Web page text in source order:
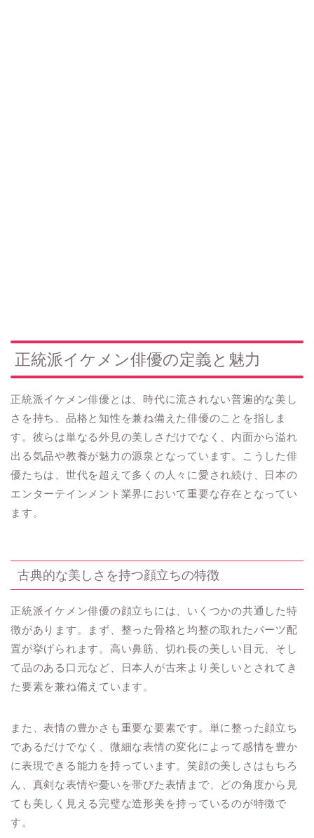
正統派イケメン俳優の定義と魅力
正統派イケメン俳優とは、時代に流されない普遍的な美し
さを持ち、品格と知性を兼ね備えた俳優のことを指しま
す。彼らは単なる外見の美しさだけでなく、内面から溢れ
出る気品や教養が魅力の源泉となっています。こうした俳
優たちは、世代を超えて多くの人々に愛され続け、日本の
エンターテインメント業界において重要な存在となってい
ます。
古典的な美しさを持つ顔立ちの特徴
正統派イケメン俳優の顔立ちには、いくつかの共通した特
徴があります。まず、整った骨格と均整の取れたパーツ配
置が挙げられます。高い鼻筋、切れ長の美しい目元、そし
て品のある口元など、日本人が古来より美しいとされてき
た要素を兼ね備えています。
また、表情の豊かさも重要な要素です。単に整った顔立ち
であるだけでなく、微細な表情の変化によって感情を豊か
に表現できる能力を持っています。笑顔の美しさはもちろ
ん、真剣な表情や憂いを帯びた表情まで、どの角度から見
ても美しく見える完璧な造形美を持っているのが特徴で
す。